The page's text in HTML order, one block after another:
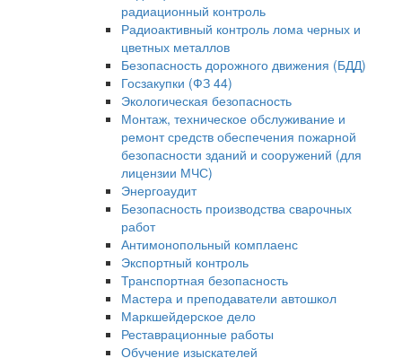
радиационный контроль
Радиоактивный контроль лома черных и
цветных металлов
Безопасность дорожного движения (БДД)
Госзакупки (ФЗ 44)
Экологическая безопасность
Монтаж, техническое обслуживание и
ремонт средств обеспечения пожарной
безопасности зданий и сооружений (для
лицензии МЧС)
Энергоаудит
Безопасность производства сварочных
работ
Антимонопольный комплаенс
Экспортный контроль
Транспортная безопасность
Мастера и преподаватели автошкол
Маркшейдерское дело
Реставрационные работы
Обучение изыскателей